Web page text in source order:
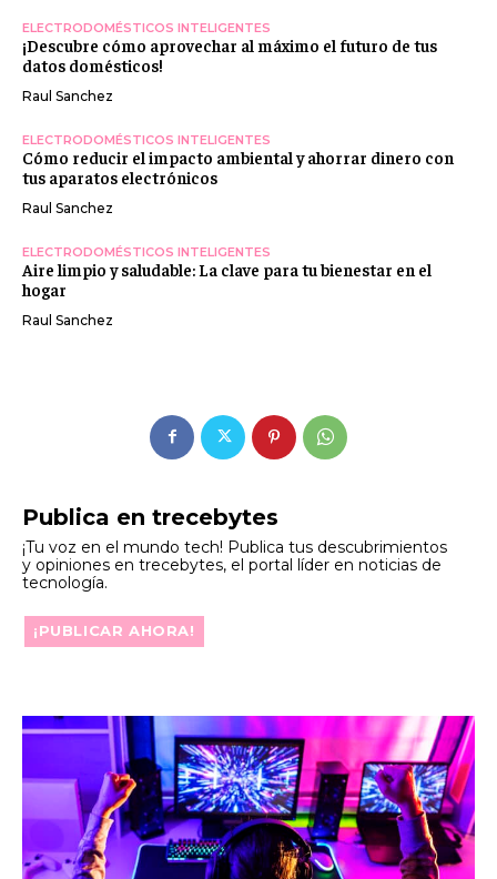
Publica en trecebytes
¡Tu voz en el mundo tech! Publica tus descubrimientos
y opiniones en trecebytes, el portal líder en noticias de
tecnología.
¡PUBLICAR AHORA!
ELECTRODOMÉSTICOS INTELIGENTES
¡Descubre cómo aprovechar al máximo el futuro de tus
datos domésticos!
Raul Sanchez
ELECTRODOMÉSTICOS INTELIGENTES
Cómo reducir el impacto ambiental y ahorrar dinero con
tus aparatos electrónicos
Raul Sanchez
ELECTRODOMÉSTICOS INTELIGENTES
Aire limpio y saludable: La clave para tu bienestar en el
hogar
Raul Sanchez